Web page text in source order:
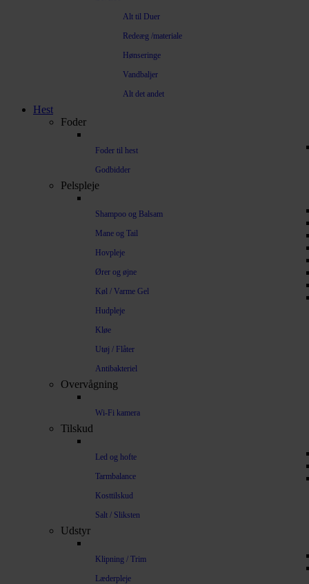
Alt til Duer
Redeæg /materiale
Hønseringe
Vandbaljer
Alt det andet
Hest
Foder
Foder til hest
Godbidder
Pelspleje
Shampoo og Balsam
Mane og Tail
Hovpleje
Ører og øjne
Køl / Varme Gel
Hudpleje
Kløe
Utøj / Flåter
Antibakteriel
Overvågning
Wi-Fi kamera
Tilskud
Led og hofte
Tarmbalance
Kosttilskud
Salt / Sliksten
Udstyr
Klipning / Trim
Læderpleje